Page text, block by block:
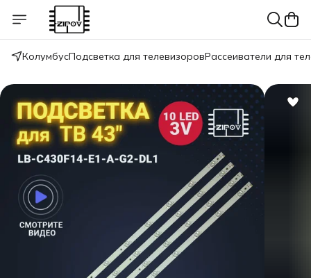
КолумбусПодсветка для телевизоровРассеиватели для